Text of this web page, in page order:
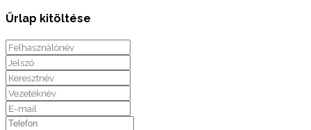
Űrlap kitöltése